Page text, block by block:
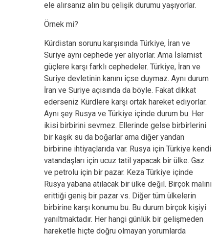
ele alırsanız alın bu çelişik durumu yaşıyorlar.
Örnek mi?
Kürdistan sorunu karşısında Türkiye, İran ve
Suriye aynı cephede yer alıyorlar. Ama İslamist
güçlere karşı farklı cephedeler. Türkiye, İran ve
Suriye devletinin kanını içse duymaz. Aynı durum
İran ve Suriye açısında da böyle. Fakat dikkat
ederseniz Kürdlere karşı ortak hareket ediyorlar.
Aynı şey Rusya ve Türkiye içinde durum bu. Her
ikisi birbirini sevmez. Ellerinde gelse birbirlerini
bir kaşık su da boğarlar ama diğer yandan
birbirine ihtiyaçlarıda var. Rusya için Türkiye kendi
vatandaşları için ucuz tatil yapacak bir ülke. Gaz
ve petrolu için bir pazar. Keza Türkiye içinde
Rusya yabana atılacak bir ülke değil. Birçok malını
erittiği geniş bir pazar vs. Diğer tüm ülkelerin
birbirine karşı konumu bu. Bu durum birçok kişiyi
yanıltmaktadır. Her hangi günlük bir gelişmeden
hareketle hiçte doğru olmayan yorumlarda